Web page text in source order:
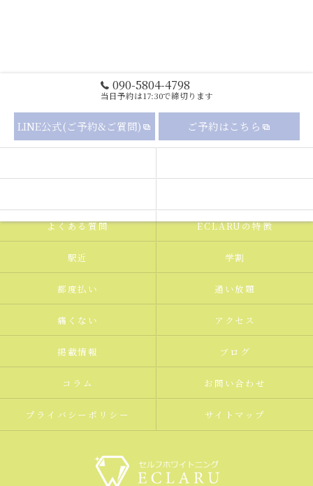
090-5804-4798
当日予約は17:30で締切ります
LINE公式(ご予約&ご質問) ご予約はこちら
よくある質問 ECLARUの特徴
駅近 学割
都度払い 通い放題
痛くない アクセス
掲載情報 ブログ
コラム お問い合わせ
プライバシーポリシー サイトマップ